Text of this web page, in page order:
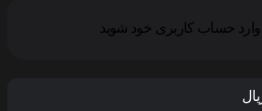
وارد حساب کاربری خود شوید